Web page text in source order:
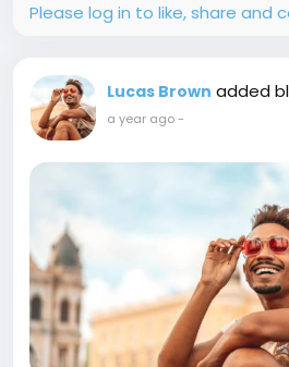
Please log in to like, share and
Lucas Brown added
a year ago-